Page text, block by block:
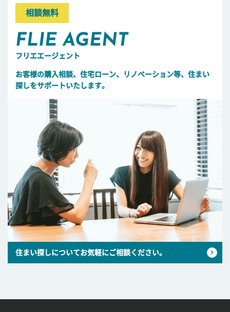
相談無料
FLIE AGENT
フリエエージェント
お客様の購入相談、住宅ローン、リノベーション等、住まい
探しをサポートいたします。
住まい探しについてお気軽にご相談ください。